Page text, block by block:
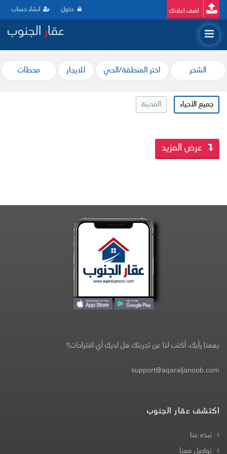
دخول انشاء حساب اضف اعلانك
عقارالجنوب
الشحر اختر المنطقة/الحي للايجار محطات
جميع الأحياء المدينة
يهمنا رأيك، أكتب لنا عن تجربتك هل لديك أي اقتراحات؟
support@aqaraljanoob.com
اكتشف عقار الجنوب
نبذه عنا
تواصل معنا